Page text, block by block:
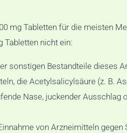
mg Tabletten für die meisten
Tabletten nicht ein:
sonstigen Bestandteile dieses
die Acetylsalicylsäure (z. B.
Nase, juckender
von Arzneimitteln